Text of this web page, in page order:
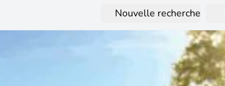
Nouvelle recherche